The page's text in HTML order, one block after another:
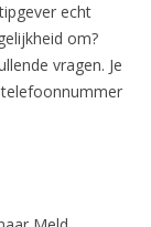
echt
om?
vragen. Je